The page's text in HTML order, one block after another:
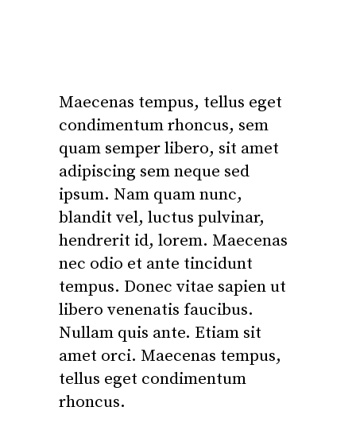
Maecenas tempus, tellus eget
condimentum rhoncus, sem
quam semper libero, sit amet
adipiscing sem neque sed
ipsum. Nam quam nunc,
blandit vel, luctus pulvinar,
hendrerit id, lorem. Maecenas
nec odio et ante tincidunt
tempus. Donec vitae sapien ut
libero venenatis faucibus.
Nullam quis ante. Etiam sit
amet orci. Maecenas tempus,
tellus eget condimentum
rhoncus.